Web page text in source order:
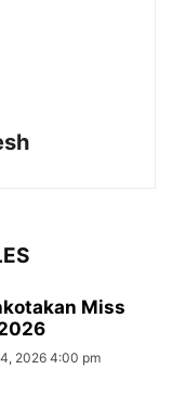
Miss
2026 4:00 pm